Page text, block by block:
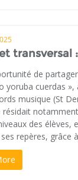
transversal
de
yoruba cuerdas
musique (St
résidait
des élèves,
repères, grâce